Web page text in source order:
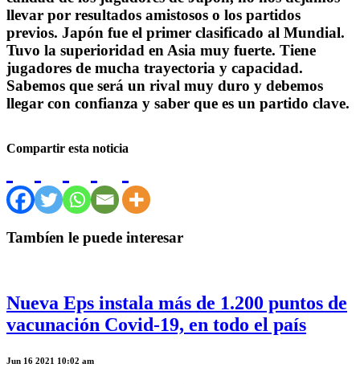
llevar por resultados amistosos o los partidos
previos. Japón fue el primer clasificado al Mundial.
Tuvo la superioridad en Asia muy fuerte. Tiene
jugadores de mucha trayectoria y capacidad.
Sabemos que será un rival muy duro y debemos
llegar con confianza y saber que es un partido clave.
Compartir esta noticia
Tambíen le puede interesar
Nueva Eps instala más de 1.200 puntos de
vacunación Covid-19, en todo el país
Jun 16 2021 10:02 am